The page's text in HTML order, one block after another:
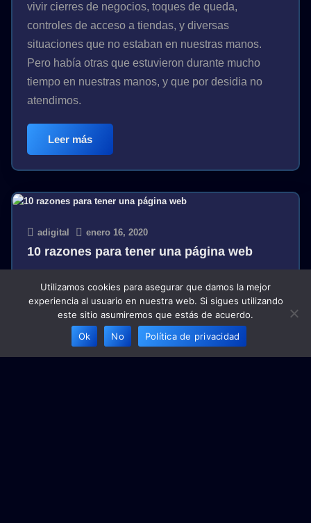
vivir cierres de negocios, toques de queda,
controles de acceso a tiendas, y diversas
situaciones que no estaban en nuestras manos.
Pero había otras que estuvieron durante mucho
tiempo en nuestras manos, y que por desidia no
atendimos.
Leer más
adigital enero 16, 2020
10 razones para tener una página web
los prospectos. La percepción de un negocio con
página web es mejor en comparación a negocios
que no la tienen, incluso se perciben como más
Utilizamos cookies para asegurar que damos la mejor
experiencia al usuario en nuestra web. Si sigues utilizando
este sitio asumiremos que estás de acuerdo.
Ok
No Política de privacidad